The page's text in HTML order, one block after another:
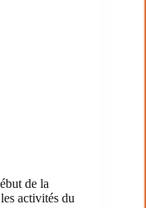
de la
activités du